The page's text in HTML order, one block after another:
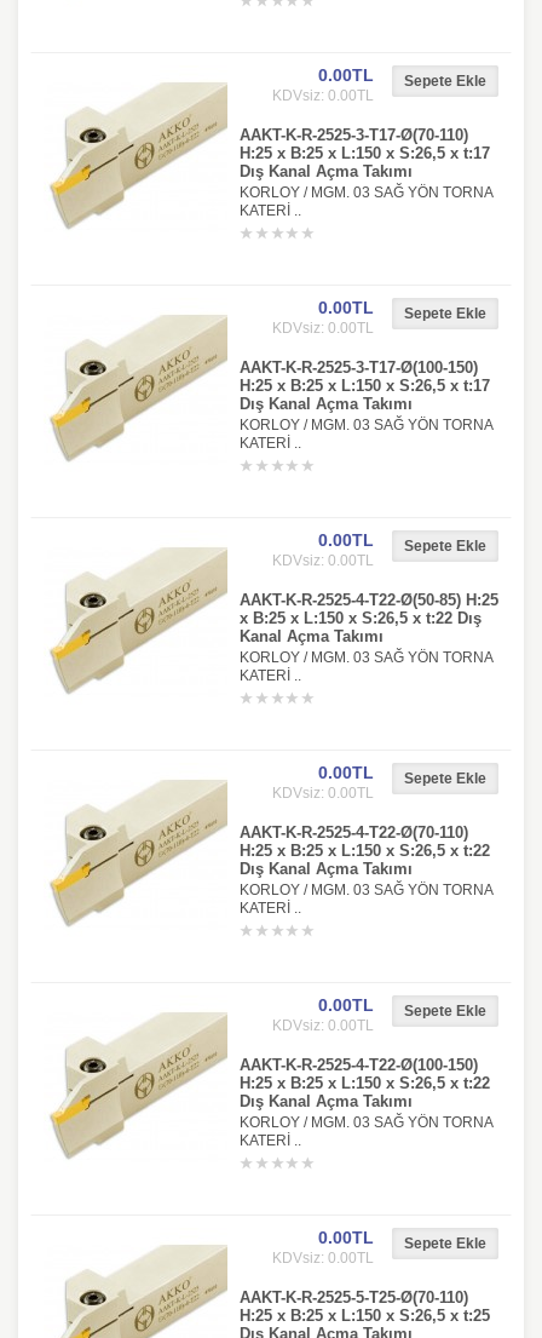
0.00TL
KDVsiz: 0.00TL
AAKT-K-R-2525-3-T17-Ø(70-110)
H:25 x B:25 x L:150 x S:26,5 x t:17
Dış Kanal Açma Takımı
KORLOY / MGM. 03 SAĞ YÖN TORNA
KATERİ ..
0.00TL
KDVsiz: 0.00TL
AAKT-K-R-2525-3-T17-Ø(100-150)
H:25 x B:25 x L:150 x S:26,5 x t:17
Dış Kanal Açma Takımı
KORLOY / MGM. 03 SAĞ YÖN TORNA
KATERİ ..
0.00TL
KDVsiz: 0.00TL
AAKT-K-R-2525-4-T22-Ø(50-85) H:25
x B:25 x L:150 x S:26,5 x t:22 Dış
Kanal Açma Takımı
KORLOY / MGM. 03 SAĞ YÖN TORNA
KATERİ ..
0.00TL
KDVsiz: 0.00TL
AAKT-K-R-2525-4-T22-Ø(70-110)
H:25 x B:25 x L:150 x S:26,5 x t:22
Dış Kanal Açma Takımı
KORLOY / MGM. 03 SAĞ YÖN TORNA
KATERİ ..
0.00TL
KDVsiz: 0.00TL
AAKT-K-R-2525-4-T22-Ø(100-150)
H:25 x B:25 x L:150 x S:26,5 x t:22
Dış Kanal Açma Takımı
KORLOY / MGM. 03 SAĞ YÖN TORNA
KATERİ ..
0.00TL
KDVsiz: 0.00TL
AAKT-K-R-2525-5-T25-Ø(70-110)
H:25 x B:25 x L:150 x S:26,5 x t:25
Dış Kanal Açma Takımı